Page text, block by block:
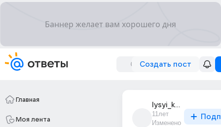
Создать пост
Главная
Моя лента
lysyi_ktulkhu
11лет
Изменено